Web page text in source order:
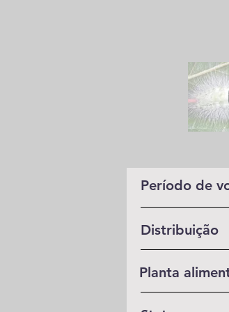
Período de
Distribuição
Planta